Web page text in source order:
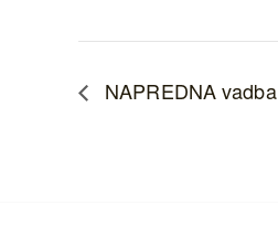
NAPREDNA vadba